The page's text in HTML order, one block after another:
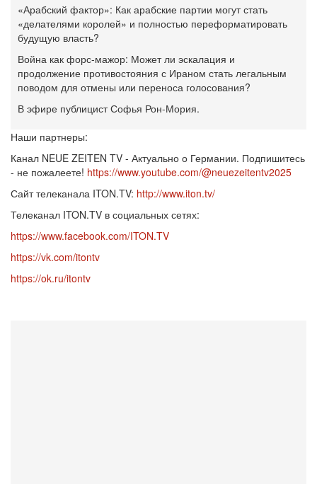
«Арабский фактор»: Как арабские партии могут стать
«делателями королей» и полностью переформатировать
будущую власть?
Война как форс-мажор: Может ли эскалация и
продолжение противостояния с Ираном стать легальным
поводом для отмены или переноса голосования?
В эфире публицист Софья Рон-Мория.
Наши партнеры:
Канал NEUE ZEITEN TV - Актуально о Германии. Подпишитесь
- не пожалеете! https://www.youtube.com/@neuezeitentv2025
Сайт телеканала ITON.TV: http://www.iton.tv/
Телеканал ITON.TV в социальных сетях:
https://www.facebook.com/ITON.TV
https://vk.com/itontv
https://ok.ru/itontv